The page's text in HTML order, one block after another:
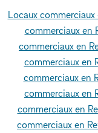
Locaux
commerciaux en
commerciaux en
commerciaux en
commerciaux en
commerciaux en
commerciaux en
commerciaux en